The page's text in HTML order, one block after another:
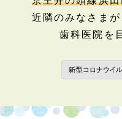
近隣のみなさま
歯科医院を